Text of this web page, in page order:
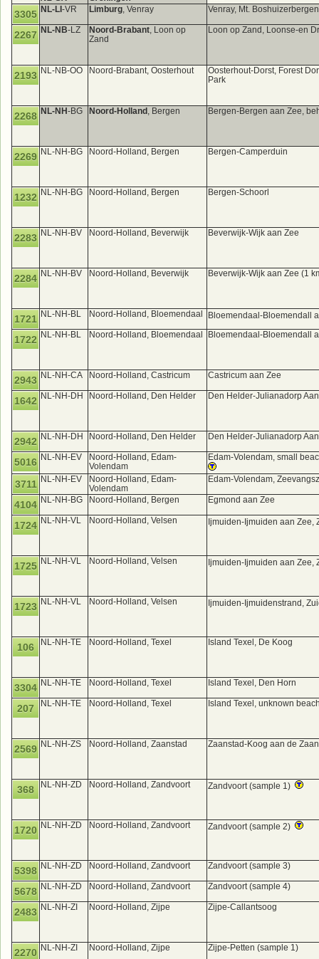
3305 NL-LI -VR Limburg, Venray Venray, Mt.
2267 NL-NB-LZ Noord-Brabant, Loon op
Zand
Loon op Zand, Loonse-en
2193 NL-NB-OO Noord-Brabant, Oosterhout
Oosterhout-Dorst, Forest
Park
2268 NL-NH -BG Noord-Holland , Bergen Bergen-Bergen aan Zee,
2269 NL-NH-BG Noord-Holland, Bergen Bergen-Camperduin
1232 NL-NH-BG Noord-Holland, Bergen Bergen-Schoorl
2283 NL-NH-BV Noord-Holland, Beverwijk Beverwijk-Wijk aan Zee
2284 NL-NH-BV Noord-Holland, Beverwijk Beverwijk-Wijk aan Zee (1
1721 NL-NH-BL Noord-Holland, Bloemendaal Bloemendaal-Bloemendall
1722 NL-NH-BL Noord-Holland, Bloemendaal Bloemendaal-Bloemendall
2943 NL-NH-CA Noord-Holland, Castricum Castricum aan Zee
1642 NL-NH-DH Noord-Holland, Den Helder Den Helder-Julianadorp
2942 NL-NH-DH Noord-Holland, Den Helder Den Helder-Julianadorp
5016 NL-NH-EV
Noord-Holland, Edam-
Volendam
Edam-Volendam, small
3711 NL-NH-EV
Noord-Holland, Edam-
Volendam
Edam-Volendam,
4104 NL-NH-BG Noord-Holland, Bergen Egmond aan Zee
1724 NL-NH-VL Noord-Holland, Velsen Ijmuiden-Ijmuiden aan
1725 NL-NH-VL Noord-Holland, Velsen Ijmuiden-Ijmuiden aan
1723 NL-NH-VL Noord-Holland, Velsen Ijmuiden-Ijmuidenstrand,
106 NL-NH-TE Noord-Holland, Texel Island Texel, De Koog
3304 NL-NH-TE Noord-Holland, Texel Island Texel, Den Horn
207 NL-NH-TE Noord-Holland, Texel Island Texel, unknown
2569 NL-NH-ZS Noord-Holland, Zaanstad Zaanstad-Koog aan de
368 NL-NH-ZD Noord-Holland, Zandvoort Zandvoort (sample 1)
1720 NL-NH-ZD Noord-Holland, Zandvoort Zandvoort (sample 2)
5398 NL-NH-ZD Noord-Holland, Zandvoort Zandvoort (sample 3)
5678 NL-NH-ZD Noord-Holland, Zandvoort Zandvoort (sample 4)
2483 NL-NH-ZI Noord-Holland, Zijpe Zijpe-Callantsoog
2270 NL-NH-ZI Noord-Holland, Zijpe Zijpe-Petten (sample 1)